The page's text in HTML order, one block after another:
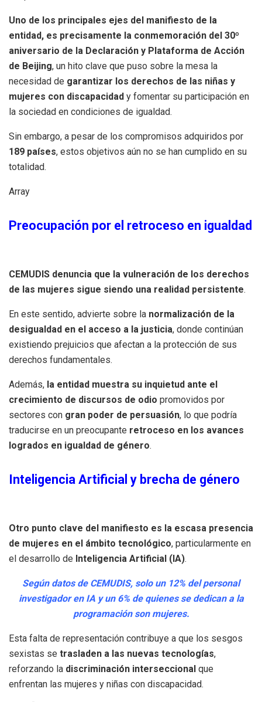
Uno de los principales ejes del manifiesto de la
entidad, es precisamente la conmemoración del 30º
aniversario de la Declaración y Plataforma de Acción
de Beijing, un hito clave que puso sobre la mesa la
necesidad de garantizar los derechos de las niñas y
mujeres con discapacidad y fomentar su participación en
la sociedad en condiciones de igualdad.
Sin embargo, a pesar de los compromisos adquiridos por
189 países, estos objetivos aún no se han cumplido en su
totalidad.
Array
Preocupación por el retroceso en igualdad
CEMUDIS denuncia que la vulneración de los derechos
de las mujeres sigue siendo una realidad persistente.
En este sentido, advierte sobre la normalización de la
desigualdad en el acceso a la justicia, donde continúan
existiendo prejuicios que afectan a la protección de sus
derechos fundamentales.
Además, la entidad muestra su inquietud ante el
crecimiento de discursos de odio promovidos por
sectores con gran poder de persuasión, lo que podría
traducirse en un preocupante retroceso en los avances
logrados en igualdad de género.
Inteligencia Artificial y brecha de género
Otro punto clave del manifiesto es la escasa presencia
de mujeres en el ámbito tecnológico, particularmente en
el desarrollo de Inteligencia Artificial (IA).
Según datos de CEMUDIS, solo un 12% del personal
investigador en IA y un 6% de quienes se dedican a la
programación son mujeres.
Esta falta de representación contribuye a que los sesgos
sexistas se trasladen a las nuevas tecnologías,
reforzando la discriminación interseccional que
enfrentan las mujeres y niñas con discapacidad.